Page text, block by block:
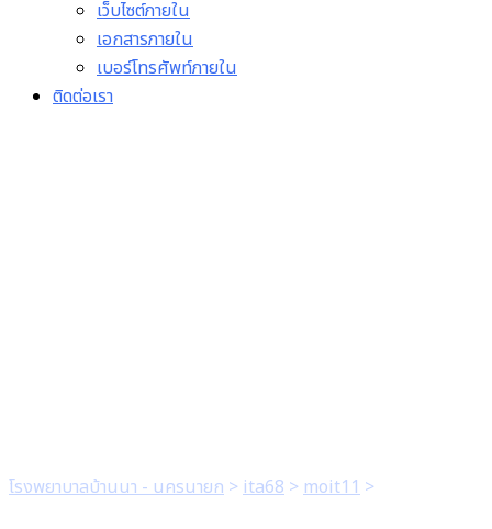
เว็บไซต์ภายใน
เอกสารภายใน
เบอร์โทรศัพท์ภายใน
ติดต่อเรา
โรงพยาบาลบ้านนา - นครนายก > ita68 > moit11 >